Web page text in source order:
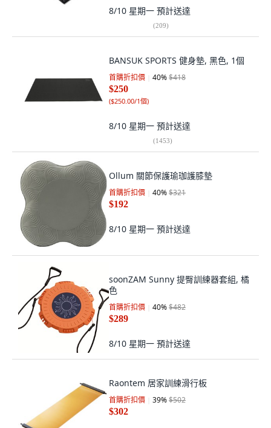
8/10 星期一 預計送達
(209)
BANSUK SPORTS 健身墊, 黑色, 1個
首購折扣價 40%$418
$250
($250.00/1個)
8/10 星期一 預計送達
(1453)
Ollum 關節保護瑜珈護膝墊
首購折扣價 40%$321
$192
8/10 星期一 預計送達
soonZAM Sunny 提臀訓練器套組, 橘
色
首購折扣價 40%$482
$289
8/10 星期一 預計送達
Raontem 居家訓練滑行板
首購折扣價 39%$502
$302